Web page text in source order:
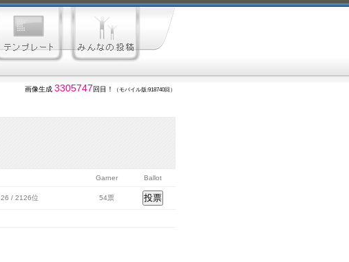
画像生成 3305747 回目！ （モバイル版:918740回）
Garner Ballot
26 / 2126位 54票